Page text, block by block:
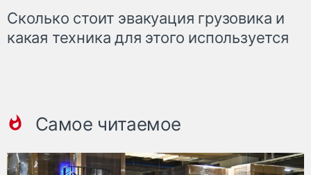
Сколько стоит эвакуация грузовика и
какая техника для этого используется
Самое читаемое